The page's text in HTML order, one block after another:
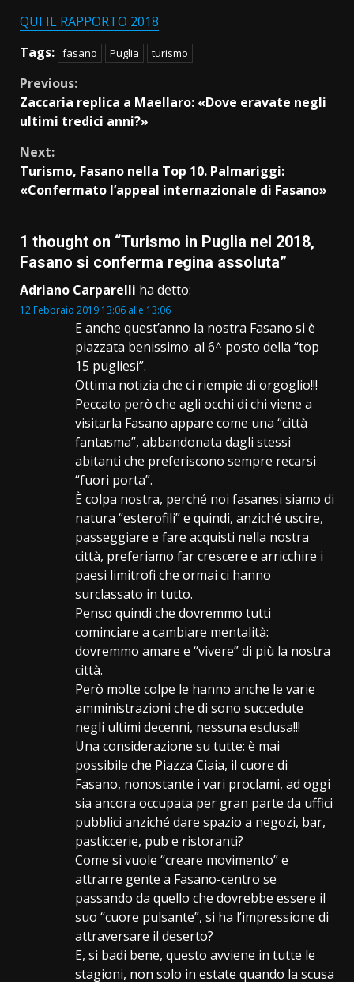
QUI IL RAPPORTO 2018
Tags: fasano Puglia turismo
Continue
Reading
Previous:
Zaccaria replica a Maellaro: «Dove eravate negli
ultimi tredici anni?»
Next:
Turismo, Fasano nella Top 10. Palmariggi:
«Confermato l’appeal internazionale di Fasano»
1 thought on “Turismo in Puglia nel 2018,
Fasano si conferma regina assoluta”
Adriano Carparelli ha detto:
12 Febbraio 2019 13:06 alle 13:06
E anche quest’anno la nostra Fasano si è
piazzata benissimo: al 6^ posto della “top
15 pugliesi”.
Ottima notizia che ci riempie di orgoglio!!!
Peccato però che agli occhi di chi viene a
visitarla Fasano appare come una “città
fantasma”, abbandonata dagli stessi
abitanti che preferiscono sempre recarsi
“fuori porta”.
È colpa nostra, perché noi fasanesi siamo di
natura “esterofili” e quindi, anziché uscire,
passeggiare e fare acquisti nella nostra
città, preferiamo far crescere e arricchire i
paesi limitrofi che ormai ci hanno
surclassato in tutto.
Penso quindi che dovremmo tutti
cominciare a cambiare mentalità:
dovremmo amare e “vivere” di più la nostra
città.
Però molte colpe le hanno anche le varie
amministrazioni che di sono succedute
negli ultimi decenni, nessuna esclusa!!!
Una considerazione su tutte: è mai
possibile che Piazza Ciaia, il cuore di
Fasano, nonostante i vari proclami, ad oggi
sia ancora occupata per gran parte da uffici
pubblici anziché dare spazio a negozi, bar,
pasticcerie, pub e ristoranti?
Come si vuole “creare movimento” e
attrarre gente a Fasano-centro se
passando da quello che dovrebbe essere il
suo “cuore pulsante”, si ha l’impressione di
attraversare il deserto?
E, si badi bene, questo avviene in tutte le
stagioni, non solo in estate quando la scusa